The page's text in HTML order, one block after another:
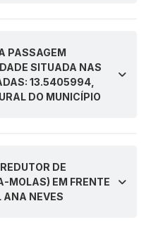
PASSAGEM
SITUADA NAS
13.5405994,
DO MUNICÍPIO
DE
MOLAS) EM FRENTE
ANA NEVES